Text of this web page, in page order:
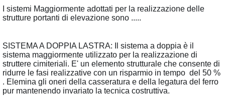
I sistemi Maggiormente adottati per la realizzazione delle
strutture portanti di elevazione sono .....
SISTEMA A DOPPIA LASTRA: Il sistema a doppia è il
sistema maggiormente utilizzato per la realizzazione di
struttere cimiteriali. E' un elemento strutturale che consente di
ridurre le fasi realizzative con un risparmio in tempo del 50 %
. Elemina gli oneri della casseratura e della legatura del ferro
pur mantenendo invariato la tecnica costruttiva.